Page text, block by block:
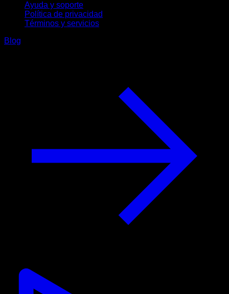
Ayuda y soporte
Política de privacidad
Términos y servicios
Blog